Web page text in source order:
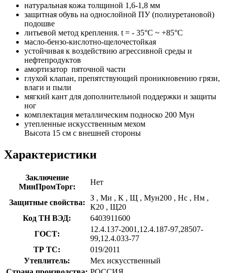
натуральная кожа толщиной 1,6-1,8 мм
защитная обувь на однослойной ПУ (полиуретановой)
подошве
литьевой метод крепления. t = - 35°С ~ +85°С
масло-бензо-кислотно-щелочестойкая
устойчивая к воздействию агрессивной среды и
нефтепродуктов
амортизатор пяточной части
глухой клапан, препятствующий проникновению грязи,
влаги и пыли
мягкий кант для дополнительной поддержки и защиты
ног
комплектация металлическим подноско 200 Мун
утепленные искусственным мехом
Высота 15 см с внешней стороны
Характеристики
Заключение
МинПромТорг:
Нет
Защитные свойства:
З , Ми , К , Щ , Мун200 , Нс , Нм ,
К20 , Щ20
Код ТН ВЭД:
6403911600
ГОСТ:
12.4.137-2001,12.4.187-97,28507-
99,12.4.033-77
ТР ТС:
019/2011
Утеплитель:
Мех искусственный